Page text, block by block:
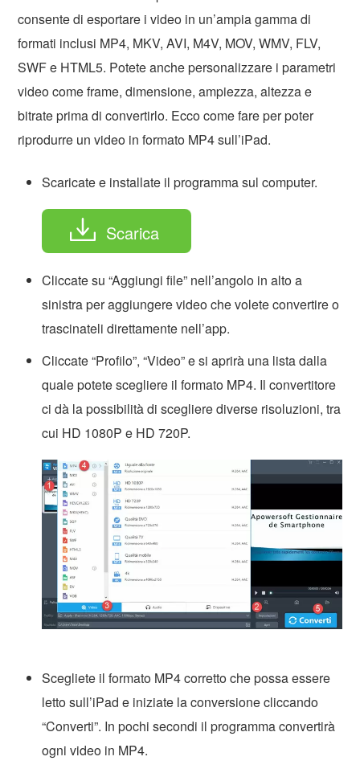
consente di esportare i video in un’ampia gamma di
formati inclusi MP4, MKV, AVI, M4V, MOV, WMV, FLV,
SWF e HTML5. Potete anche personalizzare i parametri
video come frame, dimensione, ampiezza, altezza e
bitrate prima di convertirlo. Ecco come fare per poter
riprodurre un video in formato MP4 sull’iPad.
Scaricate e installate il programma sul computer.
Scarica
Cliccate su “Aggiungi file” nell’angolo in alto a
sinistra per aggiungere video che volete convertire o
trascinateli direttamente nell’app.
Cliccate “Profilo”, “Video” e si aprirà una lista dalla
quale potete scegliere il formato MP4. Il convertitore
ci dà la possibilità di scegliere diverse risoluzioni, tra
cui HD 1080P e HD 720P.
Scegliete il formato MP4 corretto che possa essere
letto sull’iPad e iniziate la conversione cliccando
“Converti”. In pochi secondi il programma convertirà
ogni video in MP4.